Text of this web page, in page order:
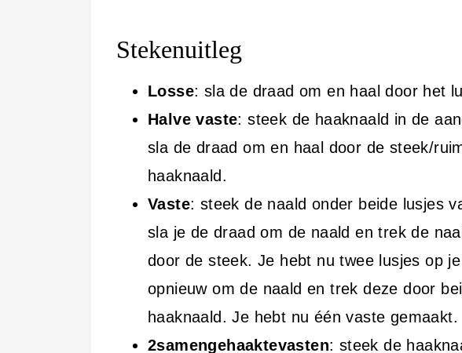
Stekenuitleg
Losse: sla de draad om en haal door het
Halve vaste: steek de haaknaald in de
sla de draad om en haal door de steek/
haaknaald.
Vaste: steek de naald onder beide lusjes
sla je de draad om de naald en trek de
door de steek. Je hebt nu twee lusjes op
opnieuw om de naald en trek deze door
haaknaald. Je hebt nu één vaste gemaakt.
2samengehaaktevasten: steek de